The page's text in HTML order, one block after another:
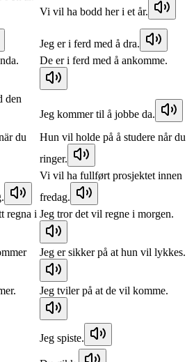
Vi vil ha bodd her i et år.
Jeg er i ferd med å dra.
De er i ferd med å ankomme.
den
Jeg kommer til å jobbe da.
du
Hun vil holde på å studere når du
ringer.
Vi vil ha fullført prosjektet innen
fredag.
regna i Jeg tror det vil regne i morgen.
Jeg er sikker på at hun vil lykkes.
Jeg tviler på at de vil komme.
Jeg spiste.